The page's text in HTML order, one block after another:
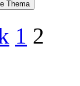
1 2